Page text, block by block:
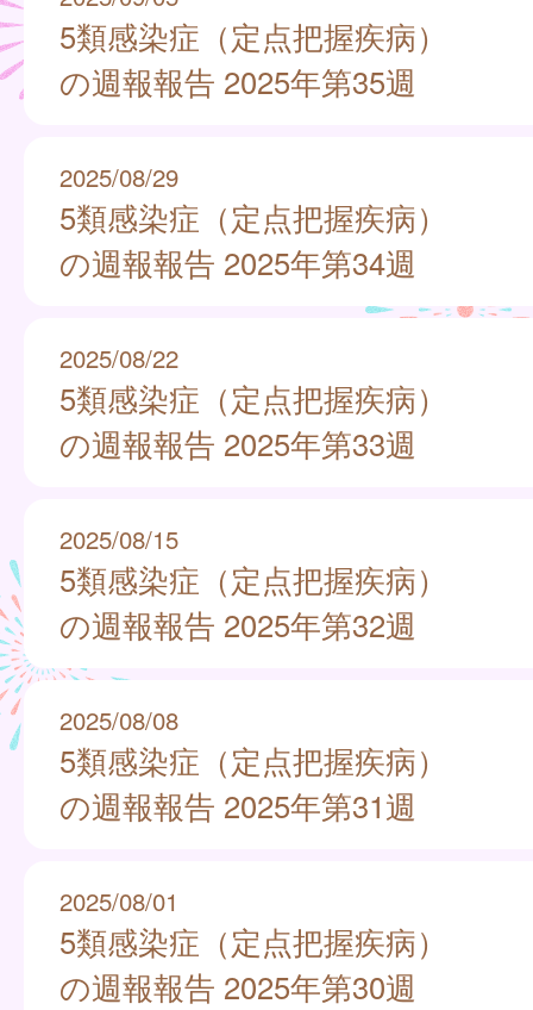
5類感染症（定点把握疾病）
の週報報告 2025年第35週
2025/08/29
5類感染症（定点把握疾病）
の週報報告 2025年第34週
2025/08/22
5類感染症（定点把握疾病）
の週報報告 2025年第33週
2025/08/15
5類感染症（定点把握疾病）
の週報報告 2025年第32週
2025/08/08
5類感染症（定点把握疾病）
の週報報告 2025年第31週
2025/08/01
5類感染症（定点把握疾病）
の週報報告 2025年第30週